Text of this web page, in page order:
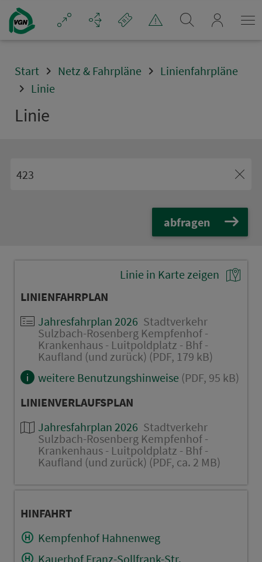
Navigation überspringen
Start Netz & Fahrpläne
Linienfahrpläne
Linie
Linie
abfragen
Linie in Karte zeigen
LINIENFAHRPLAN
Jahresfahrplan 2026 Stadtverkehr
Sulzbach-Rosenberg Kempfenhof -
Krankenhaus - Luitpoldplatz - Bhf -
Kaufland (und zurück) (PDF, 179 kB)
weitere Benutzungshinweise (PDF, 95 kB)
LINIENVERLAUFSPLAN
Jahresfahrplan 2026 Stadtverkehr
Sulzbach-Rosenberg Kempfenhof -
Krankenhaus - Luitpoldplatz - Bhf -
Kaufland (und zurück) (PDF, ca. 2 MB)
HINFAHRT
Kempfenhof Hahnenweg
Kauerhof Franz-Sollfrank-Str.